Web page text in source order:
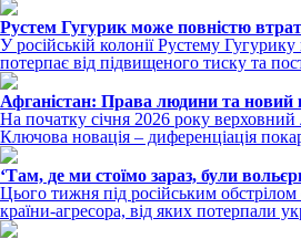
Рустем Гугурик може повністю
У російській колонії Рустему
потерпає від підвищеного тиску та
Афганістан: Права людини та новий
На початку січня 2026 року верховний
Ключова новація – диференціація
‘Там, де ми стоїмо зараз, були
Цього тижня під російським
країни-агресора, від яких потерпали